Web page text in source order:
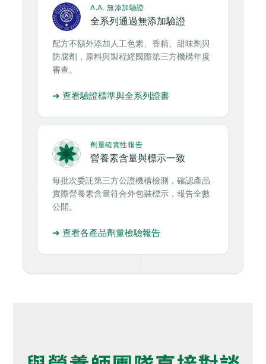
A.A. 無添加驗證
全系列通過無添加驗證
配方不額外添加人工色素、香精、甜味劑與
防腐劑，原料與製程經國際第三方機構年度
審查。
➔ 查看驗證標準與全系列證書
劑量確實性報告
營養素含量與標示一致
每批次委託第三方公證機構檢測，確認產品
實際營養素含量符合外包裝標示，報告全數
公開。
➔ 查看各產品劑量檢驗報告